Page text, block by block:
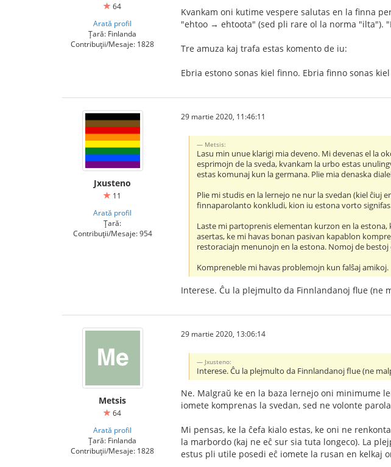
64
Arată profil
Țară: Finlanda
Contribuții/Mesaje: 1828
Kvankam oni kutime vespere salutas en la finna
"ehtoo → ehtoota" (sed pli rare ol la norma "ilta").
Tre amuza kaj trafa estas komento de iu:
Ebria estono sonas kiel finno. Ebria finno sonas
Jxusteno
11
Arată profil
Țară:
Contribuții/Mesaje: 954
29 martie 2020, 11:46:11
Metsis:
Lasu min unue klarigi mia deveno. Mi devenas el la
esprimojn de la sveda, kvankam la urbo estas
estas komunaj kun la germana. Plie mia denaska
Plie mi studis en la lernejo ne nur la svedan (kiel ĉiuj
finnaparolanto konkludi, kion iu estona vorto
Laste mi partoprenis elementan kurzon en la
asertas, ke mi havas bonan pasivan kapablon
restoraciajn menunojn en la estona. Nomoj de
Kompreneble mi havas problemojn kun falŝaj amikoj.
Interese. Ĉu la plejmulto da Finnlandanoj flue (ne
Metsis
64
Arată profil
Țară: Finlanda
Contribuții/Mesaje: 1828
29 martie 2020, 13:06:14
Jxusteno:
Interese. Ĉu la plejmulto da Finnlandanoj flue (ne
Ne. Malgraŭ ke en la baza lernejo oni minimume
iomete komprenas la svedan, sed ne volonte
Mi pensas, ke la ĉefa kialo estas, ke oni ne
la marbordo (kaj ne eĉ sur sia tuta longeco). La
estus pli utile posedi eĉ iomete la rusan en kelkaj